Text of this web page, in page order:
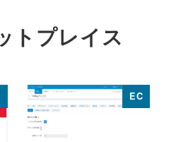
トプレイス
EC